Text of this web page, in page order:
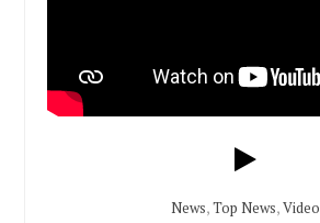
News,Top News,Video